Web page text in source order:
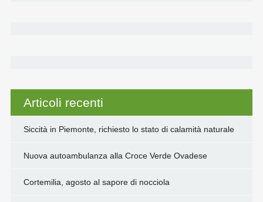
Articoli recenti
Siccità in Piemonte, richiesto lo stato di calamità naturale
Nuova autoambulanza alla Croce Verde Ovadese
Cortemilia, agosto al sapore di nocciola